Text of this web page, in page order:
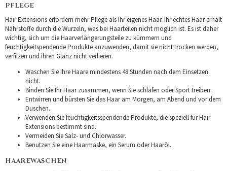
PFLEGE
Hair Extensions erfordern mehr Pflege als Ihr eigenes Haar. Ihr echtes Haar erhält
Nährstoffe durch die Wurzeln, was bei Haarteilen nicht möglich ist. Es ist daher
wichtig, sich um die Haarverlängerungsteile zu kümmern und
feuchtigkeitspendende Produkte anzuwenden, damit sie nicht trocken werden,
verfilzen und ihren Glanz nicht verlieren.
Waschen Sie Ihre Haare mindestens 48 Stunden nach dem Einsetzen
nicht.
Binden Sie Ihr Haar zusammen, wenn Sie schlafen oder Sport treiben.
Entwirren und bürsten Sie das Haar am Morgen, am Abend und vor dem
Duschen.
Verwenden Sie feuchtigkeitsspendende Produkte, die speziell für Hair
Extensions bestimmt sind.
Vermeiden Sie Salz- und Chlorwasser.
Benutzen Sie eine Haarmaske, ein Serum oder Haaröl.
HAAREWASCHEN